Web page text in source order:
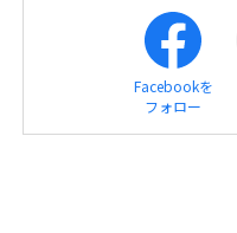
Facebookを
フォロー